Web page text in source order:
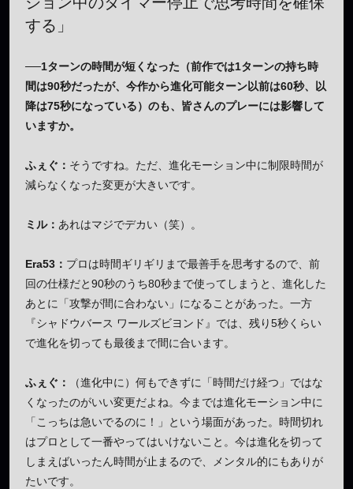
する」
──1ターンの時間が短くなった（前作では1ターンの持ち時
間は90秒だったが、今作から進化可能ターン以前は60秒、以
降は75秒になっている）のも、皆さんのプレーには影響して
いますか。
ふぇぐ： そうですね。ただ、進化モーション中に制限時間が
減らなくなった変更が大きいです。
ミル： あれはマジでデカい（笑）。
Era53： プロは時間ギリギリまで最善手を思考するので、前
回の仕様だと90秒のうち80秒まで使ってしまうと、進化した
あとに「攻撃が間に合わない」になることがあった。一方
『シャドウバース ワールズビヨンド』では、残り5秒くらい
で進化を切っても最後まで間に合います。
ふぇぐ：
（進化中に）何もできずに「時間だけ経つ」ではな
くなったのがいい変更だよね。今までは進化モーション中に
「こっちは急いでるのに！」という場面があった。時間切れ
はプロとして一番やってはいけないこと。今は進化を切って
しまえばいったん時間が止まるので、メンタル的にもありが
たいです。